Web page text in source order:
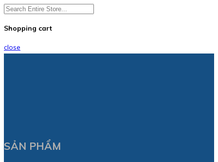
Shopping cart
close
SẢN PHẨM